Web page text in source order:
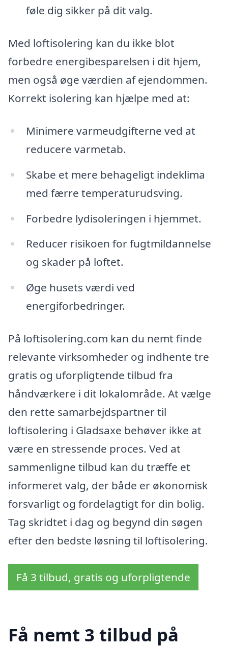
føle dig sikker på dit valg.
Med loftisolering kan du ikke blot
forbedre energibesparelsen i dit hjem,
men også øge værdien af ejendommen.
Korrekt isolering kan hjælpe med at:
Minimere varmeudgifterne ved at
reducere varmetab.
Skabe et mere behageligt indeklima
med færre temperaturudsving.
Forbedre lydisoleringen i hjemmet.
Reducer risikoen for fugtmildannelse
og skader på loftet.
Øge husets værdi ved
energiforbedringer.
På loftisolering.com kan du nemt finde
relevante virksomheder og indhente tre
gratis og uforpligtende tilbud fra
håndværkere i dit lokalområde. At vælge
den rette samarbejdspartner til
loftisolering i Gladsaxe behøver ikke at
være en stressende proces. Ved at
sammenligne tilbud kan du træffe et
informeret valg, der både er økonomisk
forsvarligt og fordelagtigt for din bolig.
Tag skridtet i dag og begynd din søgen
efter den bedste løsning til loftisolering.
Få 3 tilbud, gratis og uforpligtende
Få nemt 3 tilbud på